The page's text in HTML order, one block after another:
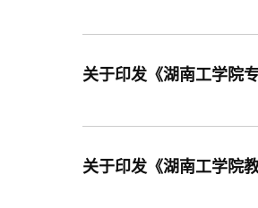
关于印发《湖南工学院
关于印发《湖南工学院